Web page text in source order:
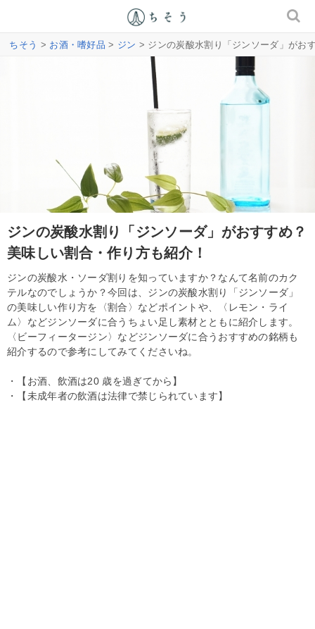
ちそう > お酒・嗜好品 > ジン > ジンの炭酸水割り「ジンソーダ」がお
ジンの炭酸水割り「ジンソーダ」がおすすめ？
美味しい割合・作り方も紹介！
ジンの炭酸水・ソーダ割りを知っていますか？なんて名前のカク
テルなのでしょうか？今回は、ジンの炭酸水割り「ジンソーダ」
の美味しい作り方を〈割合〉などポイントや、〈レモン・ライ
ム〉などジンソーダに合うちょい足し素材とともに紹介します。
〈ビーフィータージン〉などジンソーダに合うおすすめの銘柄も
紹介するので参考にしてみてくださいね。
・【お酒、飲酒は20 歳を過ぎてから】
・【未成年者の飲酒は法律で禁じられています】